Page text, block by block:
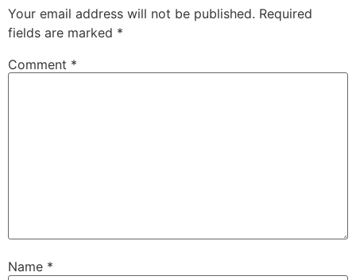
Your email address will not be published. Required
fields are marked *
Comment *
Name *